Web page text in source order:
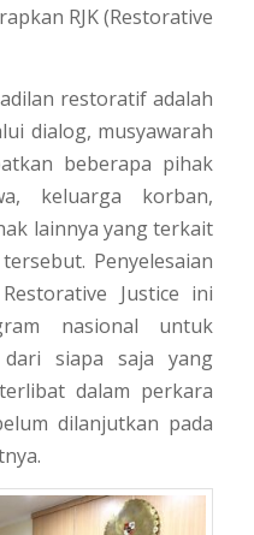
RJK (Restorative
restoratif adalah
dialog, musyawarah
beberapa pihak
keluarga korban,
lainnya yang terkait
Penyelesaian
Restorative Justice ini
nasional untuk
siapa saja yang
dalam perkara
dilanjutkan pada